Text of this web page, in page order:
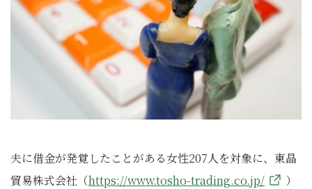
夫に借金が発覚したことがある女性207人を対象に、東晶
貿易株式会社（https://www.tosho-trading.co.jp/
）